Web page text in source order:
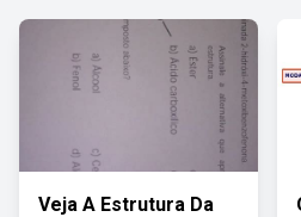
Veja A Estrutura Da